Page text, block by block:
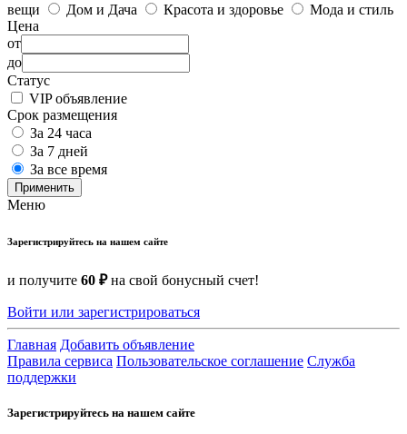
вещи
Дом и Дача Красота и здоровье
Мода и стиль
Цена
от
до
Статус
VIP объявление
Срок размещения
За 24 часа
За 7 дней
За все время
Применить
Меню
Зарегистрируйтесь на нашем сайте
и получите 60 ₽на свой бонусный счет!
Войти или зарегистрироваться
Главная Добавить объявление
Правила сервиса Пользовательское соглашение Служба
поддержки
Зарегистрируйтесь на нашем сайте